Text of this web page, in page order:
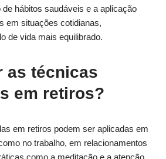
hábitos saudáveis e a aplicação
em situações cotidianas,
de vida mais equilibrado.
as técnicas
em retiros?
em retiros podem ser aplicadas em
no trabalho, em relacionamentos
como a meditação e a atenção